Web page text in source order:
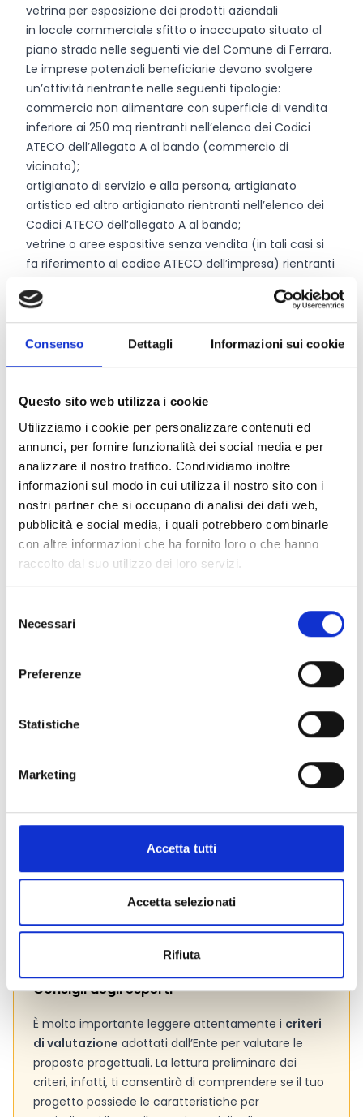
Consenso Dettagli Informazioni sui cookie
Questo sito web utilizza i cookie
Utilizziamo i cookie per personalizzare contenuti ed
annunci, per fornire funzionalità dei social media e per
analizzare il nostro traffico. Condividiamo inoltre
informazioni sul modo in cui utilizza il nostro sito con i
nostri partner che si occupano di analisi dei dati web,
pubblicità e social media, i quali potrebbero combinarle
con altre informazioni che ha fornito loro o che hanno
raccolto dal suo utilizzo dei loro servizi.
delNecessari
Preferenze
Statistiche
Marketing
Accetta tutti
Accetta selezionati
Rifiuta
vetrina per esposizione dei prodotti aziendali
in locale commerciale sfitto o inoccupato situato al
piano strada nelle seguenti vie del Comune di Ferrara.
Le imprese potenziali beneficiarie devono svolgere
un’attività rientrante nelle seguenti tipologie:
commercio non alimentare con superficie di vendita
inferiore ai 250 mq rientranti nell’elenco dei Codici
ATECO dell’Allegato A al bando (commercio di
vicinato);
artigianato di servizio e alla persona, artigianato
artistico ed altro artigianato rientranti nell’elenco dei
Codici ATECO dell’allegato A al bando;
vetrine o aree espositive senza vendita (in tali casi si
fa riferimento al codice ATECO dell’impresa) rientranti
Entità del contributo
250.000 Euroe in particolare:
125.000 Euro per la seconda annualità (2026)
Il contributo riconoscibile è pari al 50%dell’importo
complessivo delle spese sostenute da parte
dell’impresa a titolo dicanone di affittoper un
periodo (minimo e) massimo di 12 mesi dalla data di
“insediamento” (data di inizio di attività risultante dal
Registro Imprese/Repertorio Economico
Amministrativo o, nel caso delle attività di esposizione
– vetrine – dalla data di inizio attività comunicata al
SUAP del Comune di Ferrara) fino ad un massimo di:
5.000 Euro annui (12 mesi) per le nuove attività
2.500 Euro annui (12 mesi) per attività di
Per maggiori informazioni consultare l’articolo 5 del
bando.
Link e Documenti
Pagina web per formulari e documenti
Si consiglia di consultare regolarmente il sito web
ufficiale del bando per gli aggiornamenti e le
Consigli degli esperti
È molto importante leggere attentamente i criteri
di valutazione adottati dall’Ente per valutare le
proposte progettuali. La lettura preliminare dei
criteri, infatti, ti consentirà di comprendere se il tuo
progetto possiede le caratteristiche per